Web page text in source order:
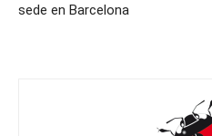
sede en Barcelona